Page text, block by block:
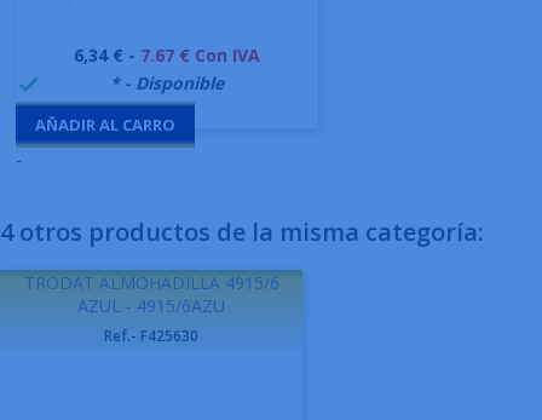
Precio
6,34 € - 7.67 € Con IVA
 * - Disponible
AÑADIR AL CARRO
-
4 otros productos de la misma categoría:
TRODAT ALMOHADILLA 4915/6
AZUL - 4915/6AZU
Ref.- F425630